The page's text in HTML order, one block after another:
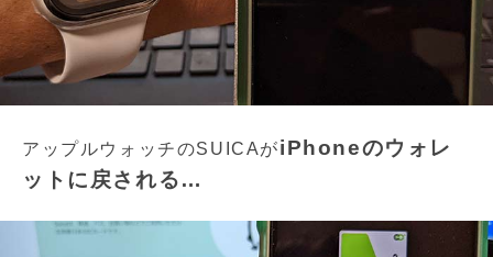
アップルウォッチのSUICAがiPhoneのウォレ
ットに戻される…